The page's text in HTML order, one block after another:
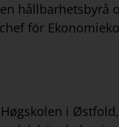
hållbarhetsbyrå
för
i Østfold,